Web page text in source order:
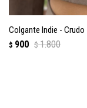
Colgante Indie - Crudo
$ 900 $ 1.800